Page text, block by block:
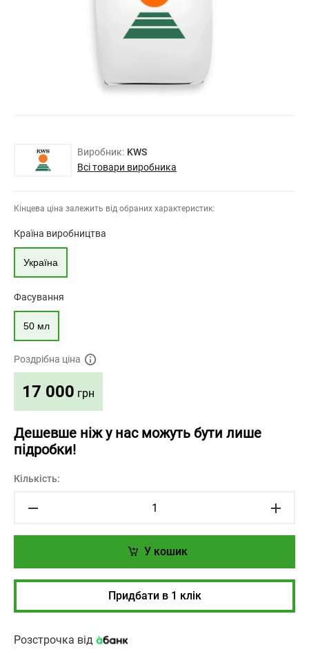
Виробник: KWS
Всі товари виробника
Кінцева ціна залежить від обраних характеристик:
Країна виробництва
Україна
Фасування
50 мл
Роздрібна ціна
17 000 грн
Дешевше ніж у нас можуть бути лише
підробки!
Кількість:
У кошик
Придбати в 1 клік
Розстрочка від